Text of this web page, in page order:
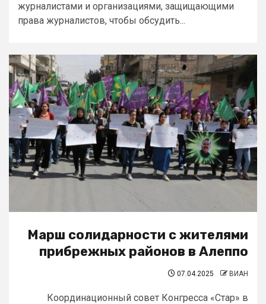
журналистами и организациями, защищающими
права журналистов, чтобы обсудить...
Марш солидарности с жителями
прибрежных районов в Алеппо
07.04.2025 ВИАН
Координационный совет Конгресса «Стар» в